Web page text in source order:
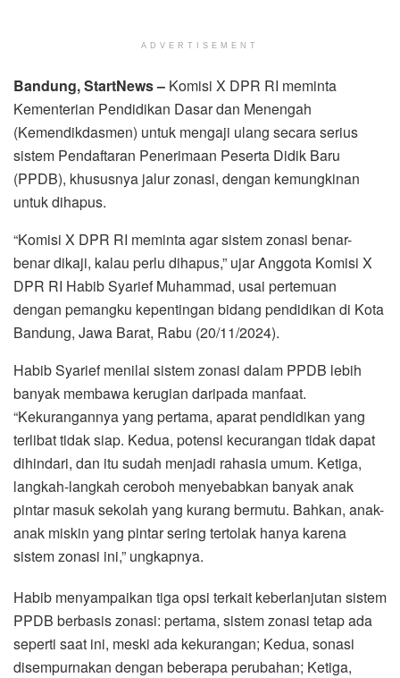
ADVERTISEMENT
Bandung, StartNews – Komisi X DPR RI meminta
Kementerian Pendidikan Dasar dan Menengah
(Kemendikdasmen) untuk mengaji ulang secara serius
sistem Pendaftaran Penerimaan Peserta Didik Baru
(PPDB), khususnya jalur zonasi, dengan kemungkinan
untuk dihapus.
“Komisi X DPR RI meminta agar sistem zonasi benar-
benar dikaji, kalau perlu dihapus,” ujar Anggota Komisi X
DPR RI Habib Syarief Muhammad, usai pertemuan
dengan pemangku kepentingan bidang pendidikan di Kota
Bandung, Jawa Barat, Rabu (20/11/2024).
Habib Syarief menilai sistem zonasi dalam PPDB lebih
banyak membawa kerugian daripada manfaat.
“Kekurangannya yang pertama, aparat pendidikan yang
terlibat tidak siap. Kedua, potensi kecurangan tidak dapat
dihindari, dan itu sudah menjadi rahasia umum. Ketiga,
langkah-langkah ceroboh menyebabkan banyak anak
pintar masuk sekolah yang kurang bermutu. Bahkan, anak-
anak miskin yang pintar sering tertolak hanya karena
sistem zonasi ini,” ungkapnya.
Habib menyampaikan tiga opsi terkait keberlanjutan sistem
PPDB berbasis zonasi: pertama, sistem zonasi tetap ada
seperti saat ini, meski ada kekurangan; Kedua, sonasi
disempurnakan dengan beberapa perubahan; Ketiga,